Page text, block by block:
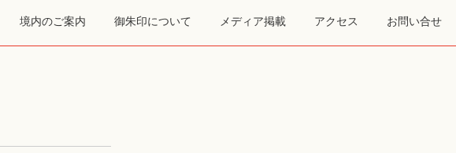
境内のご案内 御朱印について メディア掲載 アクセス お問い合せ